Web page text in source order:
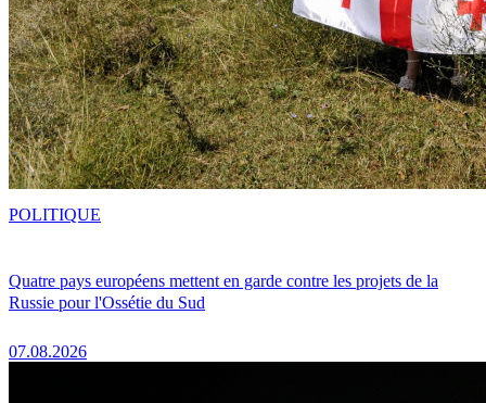
Quatre pays européens mettent en garde contre les projets de la
Russie pour l'Ossétie du Sud
07.08.2026
POLITIQUE